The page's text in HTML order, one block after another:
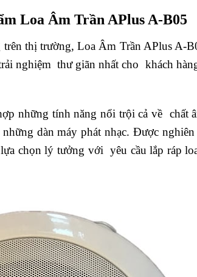
Loa Âm Trần APlus A-B05
thị trường, Loa Âm Trần APlus A-
nghiệm thư giãn nhất cho khách
những tính năng nổi trội cả về
dàn máy phát nhạc. Được nghiên
chọn lý tưởng với yêu cầu lắp ráp